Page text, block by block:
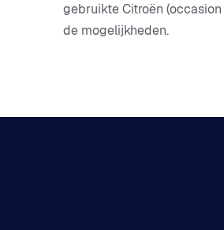
gebruikte Citroën
de mogelijkheden.